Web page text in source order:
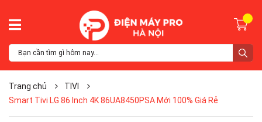
Trang chủ
TIVI
Smart Tivi LG 86 Inch 4K 86UA8450PSA Mới 100% Giá Rẻ